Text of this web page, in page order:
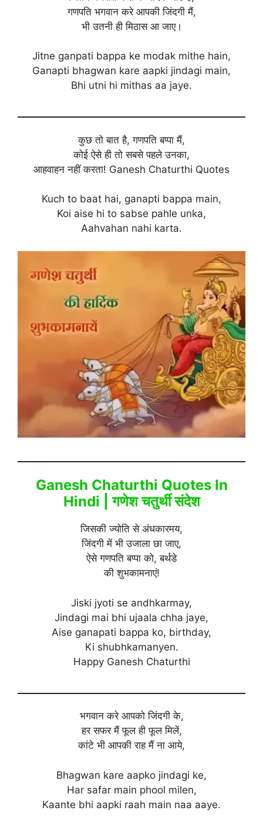
गणपति भगवान करे आपकी जिंदगी मैं,
भी उतनी ही मिठास आ जाए।
Jitne ganpati bappa ke modak mithe hain,
Ganapti bhagwan kare aapki jindagi main,
Bhi utni hi mithas aa jaye.
कुछ तो बात है, गणपति बप्पा मैं,
कोई ऐसे ही तो सबसे पहले उनका,
आहवाहन नहीं करता! Ganesh Chaturthi Quotes
Kuch to baat hai, ganapti bappa main,
Koi aise hi to sabse pahle unka,
Aahvahan nahi karta.
Ganesh Chaturthi Quotes In
Hindi | गणेश चतुर्थी संदेश
जिसकी ज्योति से अंधकारमय,
जिंदगी में भी उजाला छा जाए,
ऐसे गणपति बप्पा को, बर्थडे
की शुभकामनाएं!
Jiski jyoti se andhkarmay,
Jindagi mai bhi ujaala chha jaye,
Aise ganapati bappa ko, birthday,
Ki shubhkamanyen.
Happy Ganesh Chaturthi
भगवान करे आपको जिंदगी के,
हर सफर मैं फूल ही फूल मिलें,
कांटे भी आपकी राह मैं ना आये,
Bhagwan kare aapko jindagi ke,
Har safar main phool milen,
Kaante bhi aapki raah main naa aaye.